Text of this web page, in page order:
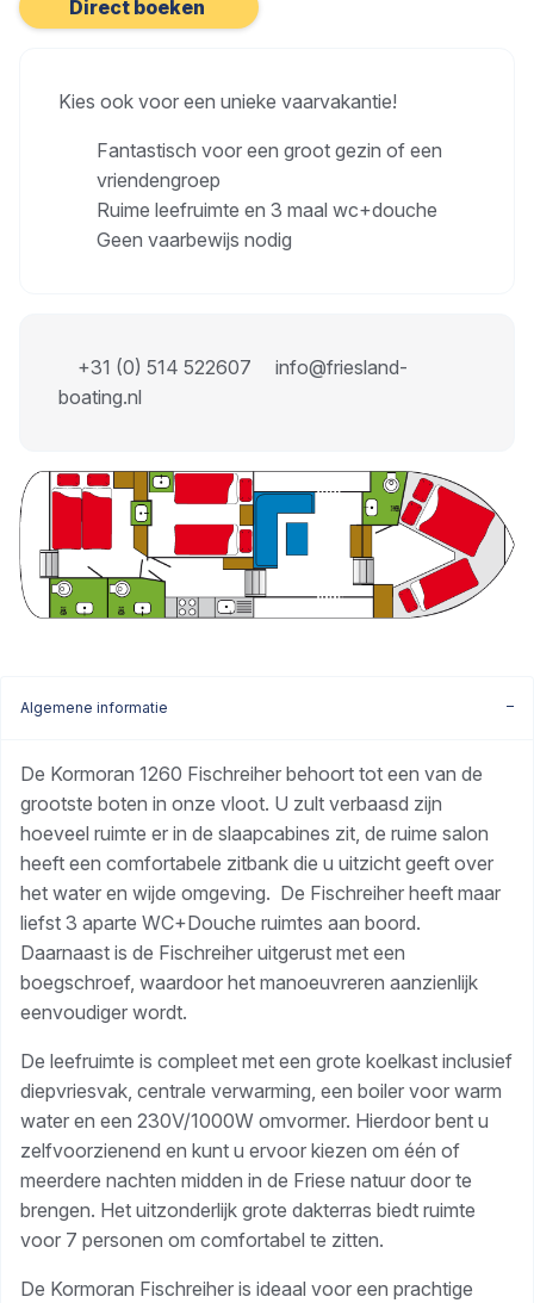
Direct boeken
Kies ook voor een unieke vaarvakantie!
Fantastisch voor een groot gezin of een
vriendengroep
Ruime leefruimte en 3 maal wc+douche
Geen vaarbewijs nodig
+31 (0) 514 522607
info@friesland-
boating.nl
Algemene informatie
De Kormoran 1260 Fischreiher behoort tot een van de
grootste boten in onze vloot. U zult verbaasd zijn
hoeveel ruimte er in de slaapcabines zit, de ruime salon
heeft een comfortabele zitbank die u uitzicht geeft over
het water en wijde omgeving. De Fischreiher heeft maar
liefst 3 aparte WC+Douche ruimtes aan boord.
Daarnaast is de Fischreiher uitgerust met een
boegschroef, waardoor het manoeuvreren aanzienlijk
eenvoudiger wordt.
De leefruimte is compleet met een grote koelkast inclusief
diepvriesvak, centrale verwarming, een boiler voor warm
water en een 230V/1000W omvormer. Hierdoor bent u
zelfvoorzienend en kunt u ervoor kiezen om één of
meerdere nachten midden in de Friese natuur door te
brengen. Het uitzonderlijk grote dakterras biedt ruimte
voor 7 personen om comfortabel te zitten.
De Kormoran Fischreiher is ideaal voor een prachtige